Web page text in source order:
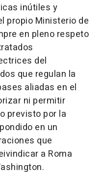
inútiles y
propio Ministerio de
en pleno respeto
del
que regulan la
aliadas en el
ni permitir
previsto por la
en un
que
a Roma